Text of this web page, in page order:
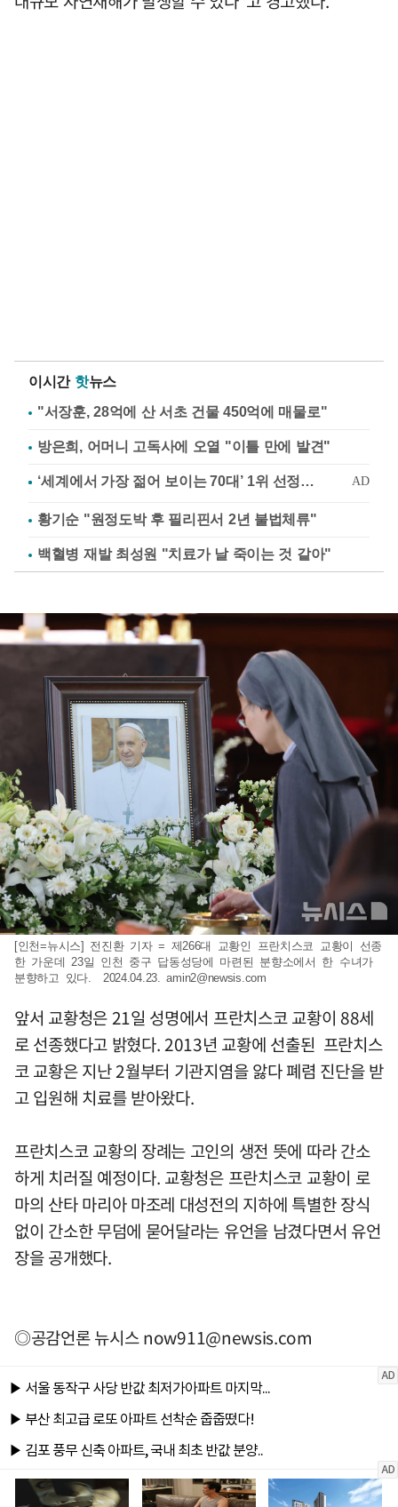
이시간 핫뉴스
"서장훈, 28억에 산 서초 건물 450억에 매물로"
방은희, 어머니 고독사에 오열 "이틀 만에 발견"
황기순 "원정도박 후 필리핀서 2년 불법체류"
백혈병 재발 최성원 "치료가 날 죽이는 것 같아"
[인천=뉴시스] 전진환 기자 = 제266대 교황인 프란치스코 교황이 선종
한 가운데 23일 인천 중구 답동성당에 마련된 분향소에서 한 수녀가
분향하고 있다. 2024.04.23.amin2@newsis.com
앞서 교황청은 21일 성명에서 프란치스코 교황이 88세
로 선종했다고 밝혔다. 2013년 교황에 선출된 프란치스
코 교황은 지난 2월부터 기관지염을 앓다 폐렴 진단을 받
고 입원해 치료를 받아왔다.
프란치스코 교황의 장례는 고인의 생전 뜻에 따라 간소
하게 치러질 예정이다. 교황청은 프란치스코 교황이 로
마의 산타 마리아 마조레 대성전의 지하에 특별한 장식
없이 간소한 무덤에 묻어달라는 유언을 남겼다면서 유언
장을 공개했다.
◎공감언론 뉴시스now911@newsis.com